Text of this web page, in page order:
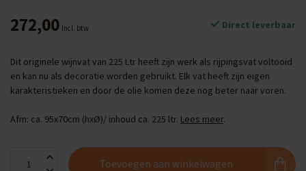
272,00 Incl. btw Direct leverbaar
Dit originele wijnvat van 225 Ltr heeft zijn werk als rijpingsvat voltooid
en kan nu als decoratie worden gebruikt. Elk vat heeft zijn eigen
karakteristieken en door de olie komen deze nog beter naar voren.
Afm: ca. 95x70cm (hxØ)/ inhoud ca. 225 ltr. Lees meer.
Toevoegen aan winkelwagen